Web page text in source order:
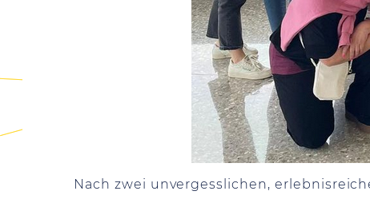
Nach zwei unvergesslichen,